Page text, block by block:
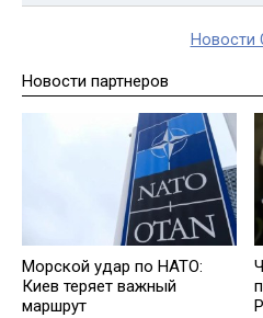
Новости
Новости партнеров
Морской удар по НАТО:
Киев теряет важный
маршрут